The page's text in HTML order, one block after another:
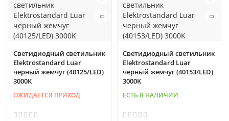
Светидиодный светильник
Elektrostandard Luar
черный жемчуг (40125/LED)
3000K
ОЖИДАЕТСЯ ПРИХОД
Светидиодный светильник
Elektrostandard Luar
черный жемчуг (40153/LED)
3000K
ЕСТЬ В НАЛИЧИИ